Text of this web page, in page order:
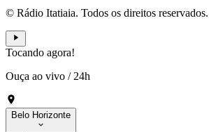
© Rádio Itatiaia. Todos os direitos reservados.
Tocando agora!
Ouça ao vivo / 24h
Belo Horizonte